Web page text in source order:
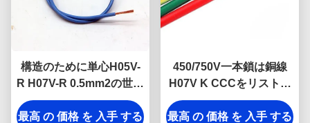
構造のために単心H05V-
R H07V-R 0.5mm2の世帯
の電気ケーブル
最高 の 価格 を 入手 する
450/750V一本鎖は銅線
H07V K CCCをリストし
た絶縁した
最高 の 価格 を 入手 する